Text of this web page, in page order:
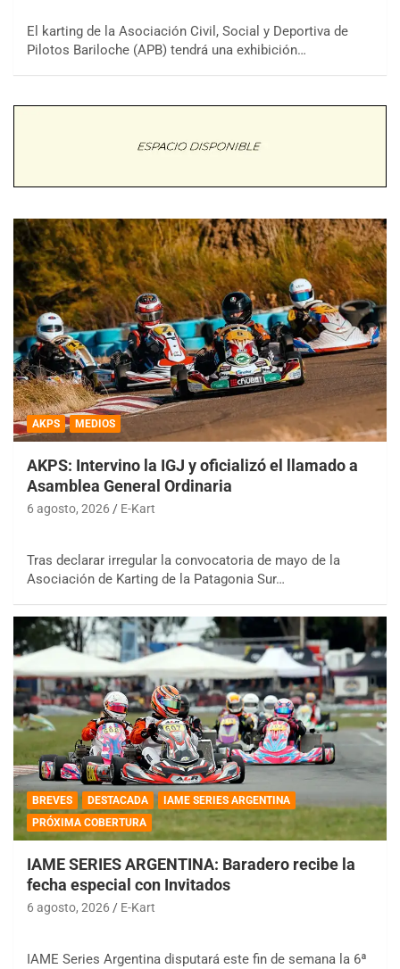
El karting de la Asociación Civil, Social y Deportiva de
Pilotos Bariloche (APB) tendrá una exhibición…
AKPS MEDIOS
AKPS: Intervino la IGJ y oficializó el llamado a
Asamblea General Ordinaria
6 agosto, 2026 E-Kart
Tras declarar irregular la convocatoria de mayo de la
Asociación de Karting de la Patagonia Sur…
BREVES DESTACADA
IAME SERIES ARGENTINA
PRÓXIMA COBERTURA
IAME SERIES ARGENTINA: Baradero recibe la
fecha especial con Invitados
6 agosto, 2026 E-Kart
IAME Series Argentina disputará este fin de semana la 6ª